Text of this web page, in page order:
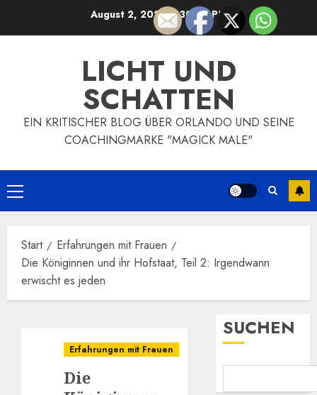
August 2, 20262:30:27 PM
LICHT UND
SCHATTEN
EIN KRITISCHER BLOG ÜBER ORLANDO UND SEINE
COACHINGMARKE "MAGICK MALE"
Primäres
Menü
Start
Erfahrungen mit Frauen
Die Königinnen und ihr Hofstaat, Teil 2: Irgendwann
erwischt es jeden
Erfahrungen mit Frauen
Die
SUCHEN